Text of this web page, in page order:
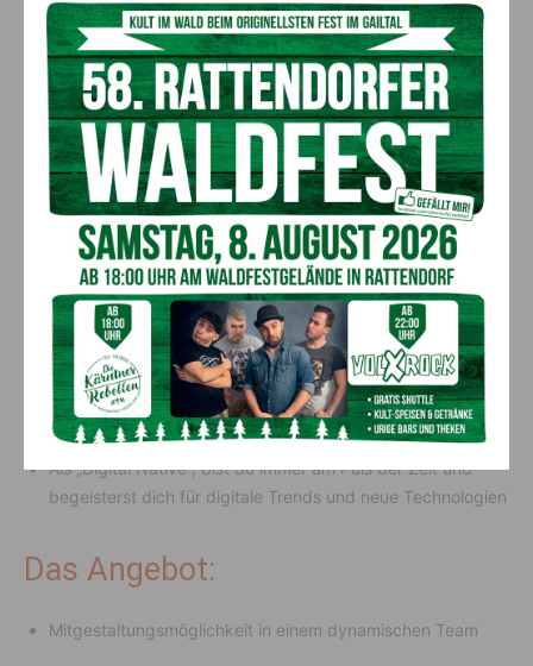
Abgeschlossene Ausbildung im IT-Bereich oder
mehrjährige Berufserfahrung im relevanten Umfeld
Freude am Teamwork und am gemeinsamen Lösen von
spannenden Aufgaben
Freizeitgestaltung in den Bergen und an Seen macht dir
Spaß
Du möchtest dich fachlich sowie auch persönlich
weiterentwickeln
Du hast, optimalerweise, bereits Erfahrung im Bereich
Digital Content- und Asset Management
Deine Erfahrung mit Java-Skript, PHP, JSON hilft uns
weiter
Als „Digital Native“, bist du immer am Puls der Zeit und
begeisterst dich für digitale Trends und neue Technologien
Das Angebot:
Mitgestaltungsmöglichkeit in einem dynamischen Team